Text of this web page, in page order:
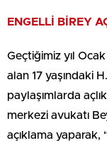
ENGELLİ BİREY
Geçtiğimiz yıl
alan 17 yaşındaki
paylaşımlarda
merkezi avukatı
açıklama yaparak,